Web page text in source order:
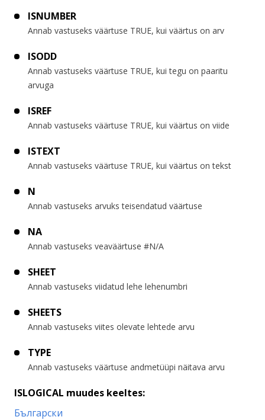
ISNUMBER
Annab vastuseks väärtuse TRUE, kui väärtus on arv
ISODD
Annab vastuseks väärtuse TRUE, kui tegu on paaritu
arvuga
ISREF
Annab vastuseks väärtuse TRUE, kui väärtus on viide
ISTEXT
Annab vastuseks väärtuse TRUE, kui väärtus on tekst
N
Annab vastuseks arvuks teisendatud väärtuse
NA
Annab vastuseks veaväärtuse #N/A
SHEET
Annab vastuseks viidatud lehe lehenumbri
SHEETS
Annab vastuseks viites olevate lehtede arvu
TYPE
Annab vastuseks väärtuse andmetüüpi näitava arvu
ISLOGICAL muudes keeltes:
Български